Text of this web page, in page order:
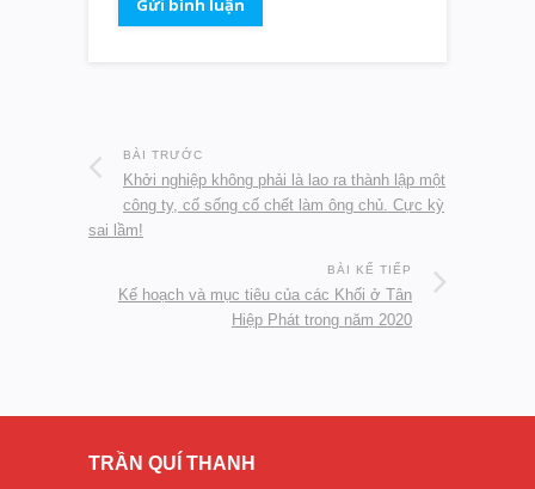
BÀI TRƯỚC
Khởi nghiệp không phải là lao ra thành lập một
công ty, cố sống cố chết làm ông chủ. Cực kỳ
sai lầm!
BÀI KẾ TIẾP
Kế hoạch và mục tiêu của các Khối ở Tân
Hiệp Phát trong năm 2020
TRẦN QUÍ THANH